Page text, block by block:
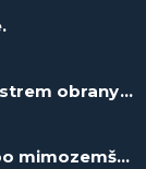
Pete Hegseth: Křižák ministrem obrany? - Spiknutí #113
Kruhy v obilí: Podvod, nebo mimozemšťané? - Spiknutí #84